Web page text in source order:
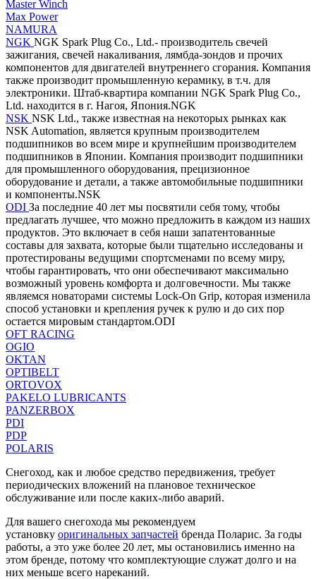
Master Winch
Max Power
NAMURA
NGK NGK Spark Plug Co., Ltd.- производитель свечей
зажигания, свечей накаливания, лямбда-зондов и прочих
компонентов для двигателей внутреннего сгорания. Компания
также производит промышленную керамику, в т.ч. для
электроники. Штаб-квартира компании NGK Spark Plug Co.,
Ltd. находится в г. Нагоя, Япония.NGK
NSK NSK Ltd., также известная на некоторых рынках как
NSK Automation, является крупным производителем
подшипников во всем мире и крупнейшим производителем
подшипников в Японии. Компания производит подшипники
для промышленного оборудования, прецизионное
оборудование и детали, а также автомобильные подшипники
и компоненты.NSK
ODI За последние 40 лет мы посвятили себя тому, чтобы
предлагать лучшее, что можно предложить в каждом из наших
продуктов. Это включает в себя наши запатентованные
составы для захвата, которые были тщательно исследованы и
протестированы ведущими спортсменами по всему миру,
чтобы гарантировать, что они обеспечивают максимально
возможный уровень комфорта и долговечности. Мы также
являемся новаторами системы Lock-On Grip, которая изменила
способ установки и крепления ручек к рулю и до сих пор
остается мировым стандартом.ODI
OFT RACING
OGIO
OKTAN
OPTIBELT
ORTOVOX
PAKELO LUBRICANTS
PANZERBOX
PDI
PDP
POLARIS
Снегоход, как и любое средство передвижения, требует
периодических вложений на плановое техническое
обслуживание или после каких-либо аварий.
Для вашего снегохода мы рекомендуем
установку оригинальных запчастей бренда Поларис. За годы
работы, а это уже более 20 лет, мы остановились именно на
этом бренде, потому что комплектующие служат долго и на
них меньше всего нареканий.